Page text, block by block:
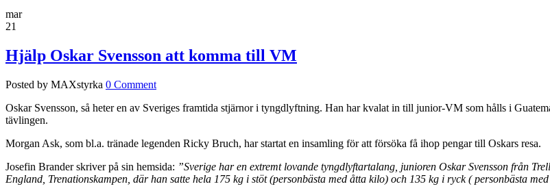
mar
21
Hjälp Oskar Svensson att komma till VM
Posted by MAXstyrka 0 Comment
Oskar Svensson, så heter en av Sveriges framtida stjärnor i tyngdlyftning. Han har kvalat in till junior-VM som hålls i
tävlingen.
Morgan Ask, som bl.a. tränade legenden Ricky Bruch, har startat en insamling för att försöka få ihop pengar till Oskars resa.
Josefin Brander skriver på sin hemsida: ”Sverige har en extremt lovande tyngdlyftartalang, junioren Oskar Svensson från
England, Trenationskampen, där han satte hela 175 kg i stöt (personbästa med åtta kilo) och 135 kg i ryck ( personbästa